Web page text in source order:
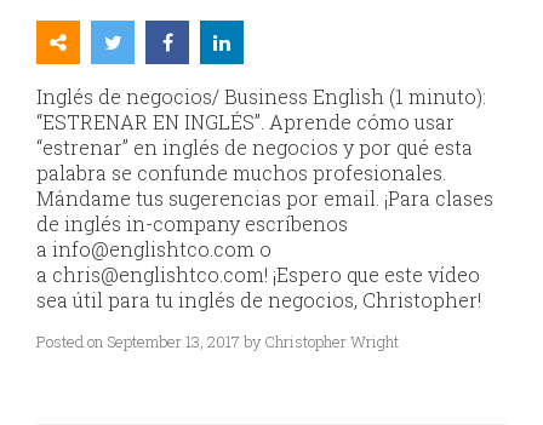
Inglés de negocios/ Business English (1 minuto):
“ESTRENAR EN INGLÉS”. Aprende cómo usar
“estrenar” en inglés de negocios y por qué esta
palabra se confunde muchos profesionales.
Mándame tus sugerencias por email. ¡Para clases
de inglés in-company escríbenos
a info@englishtco.com o
a chris@englishtco.com! ¡Espero que este vídeo
sea útil para tu inglés de negocios, Christopher!
Posted on September 13, 2017 by Christopher Wright